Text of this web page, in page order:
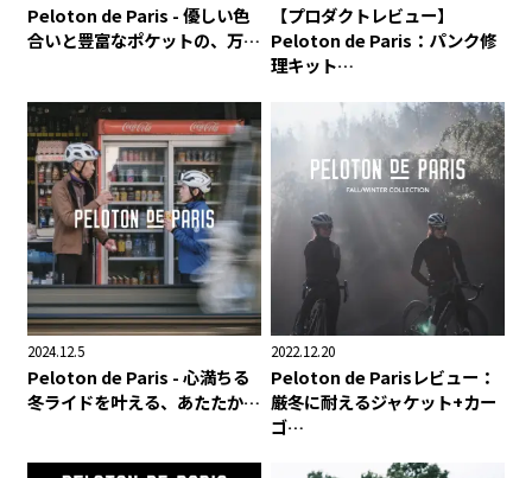
Peloton de Paris - 優しい色
合いと豊富なポケットの、万…
【プロダクトレビュー】
Peloton de Paris：パンク修
理キット…
2024.12.5
Peloton de Paris - 心満ちる
冬ライドを叶える、あたたか…
2022.12.20
Peloton de Parisレビュー：
厳冬に耐えるジャケット+カー
ゴ…